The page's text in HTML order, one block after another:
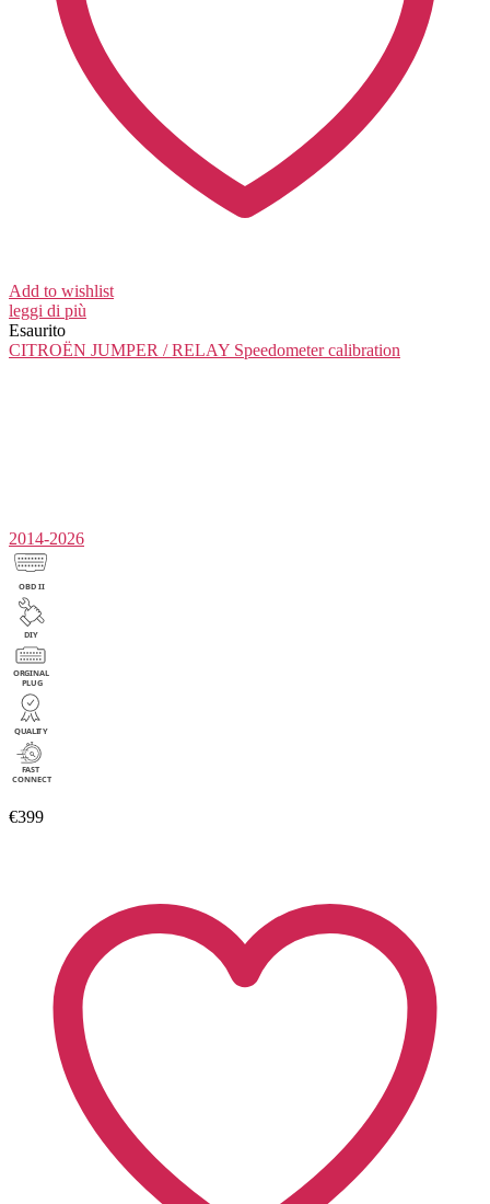
Add to wishlist
leggi di più
Esaurito
CITROËN JUMPER / RELAY Speedometer calibration
2014-2026
€399